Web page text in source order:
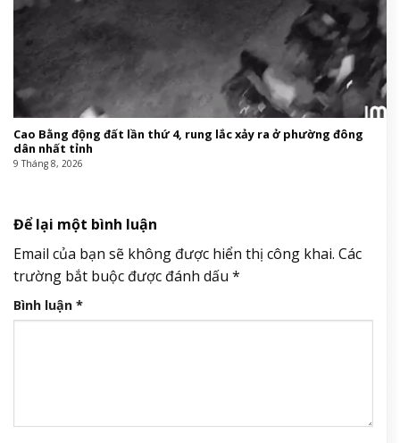
Cao Bằng động đất lần thứ 4, rung lắc xảy ra ở phường đông
dân nhất tỉnh
9 Tháng 8, 2026
Để lại một bình luận
Email của bạn sẽ không được hiển thị công khai. Các
trường bắt buộc được đánh dấu *
Bình luận *